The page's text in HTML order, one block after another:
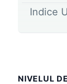
Indice
NIVELUL